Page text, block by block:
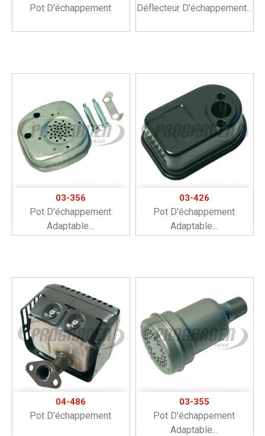
Pot D'échappement Déflecteur D'échappement...
03-356
Pot D'échappement
Adaptable...
03-426
Pot D'échappement
Adaptable...
04-486
Pot D'échappement
03-355
Pot D'échappement
Adaptable...